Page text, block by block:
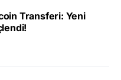
Transferi: Yeni